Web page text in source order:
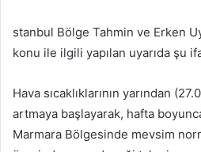
stanbul Bölge Tahmin ve Erken
konu ile ilgili yapılan uyarıda şu
Hava sıcaklıklarının yarından
artmaya başlayarak, hafta
Marmara Bölgesinde mevsim